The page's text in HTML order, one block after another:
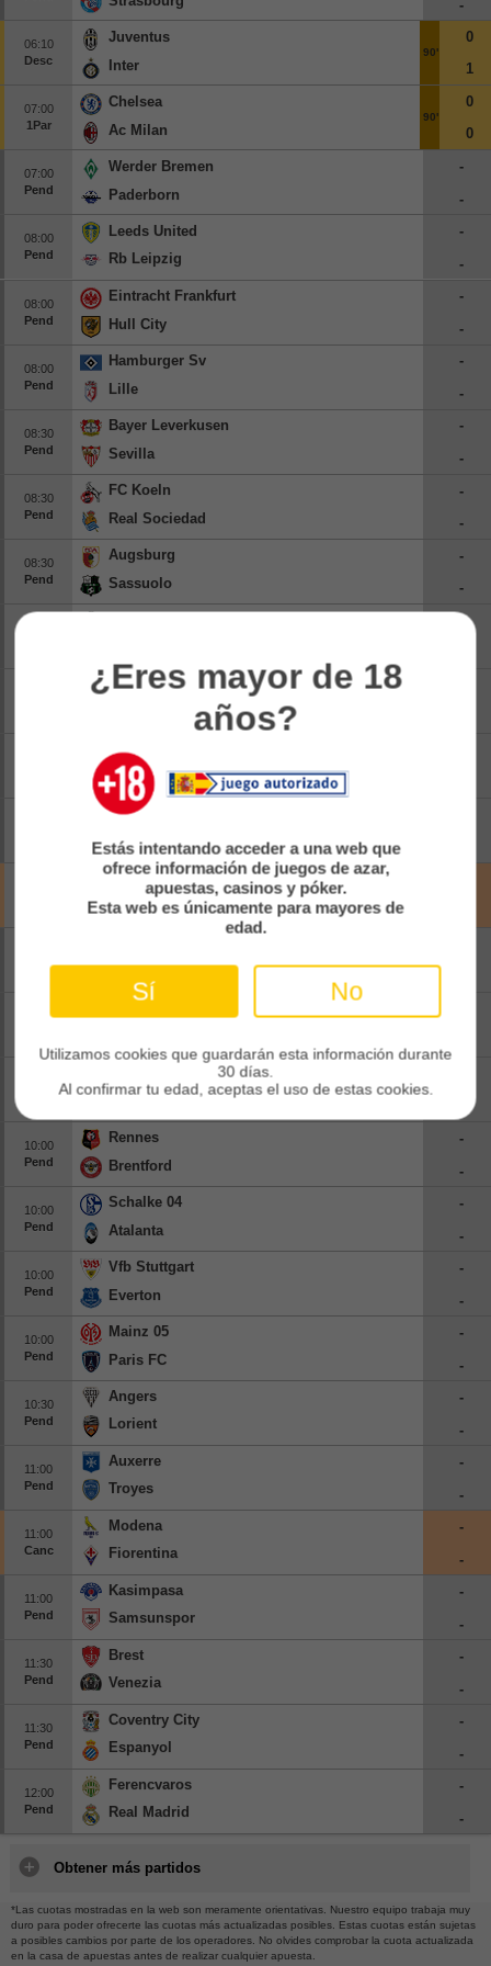
-
06:10
Desc
Juventus
Inter
90'
0
1
07:00
1Par
Chelsea
Ac Milan
90'
0
0
07:00
Pend
Werder Bremen
Paderborn
-
-
08:00
Pend
Leeds United
Rb Leipzig
-
-
08:00
Pend
Eintracht Frankfurt
Hull City
-
-
08:00
Pend
Hamburger Sv
Lille
-
-
08:30
Pend
Bayer Leverkusen
Sevilla
-
-
08:30
Pend
FC Koeln
Real Sociedad
-
-
08:30
Pend
Augsburg
Sassuolo
-
-
-
Brighton & Hove Albion
Lens
Sunderland
Ipswich Town
Rayo Vallecano
Club Brugge U23
Le Havre
Pend
09:00
Manchester United
Paris Saint-germain
10:00
Pend
Rennes
Brentford
-
-
10:00
Pend
Schalke 04
Atalanta
-
-
10:00
Pend
Vfb Stuttgart
Everton
-
-
10:00
Pend
Mainz 05
Paris FC
-
-
10:30
Pend
Angers
Lorient
-
-
11:00
Pend
Auxerre
Troyes
-
-
11:00
Canc
Modena
Fiorentina
-
-
11:00
Pend
Kasimpasa
Samsunspor
-
-
11:30
Pend
Brest
Venezia
-
-
11:30
Pend
Coventry City
Espanyol
-
-
12:00
Pend
Ferencvaros
Real Madrid
-
-
Obtener más partidos
*Las cuotas mostradas en la web son meramente orientativas. Nuestro equipo trabaja muy
duro para poder ofrecerte las cuotas más actualizadas posibles. Estas cuotas están sujetas
a posibles cambios por parte de los operadores. No olvides comprobar la cuota actualizada
en la casa de apuestas antes de realizar cualquier apuesta.
Europa League
Supercopa Europa
Partidos amistosos
Partidos televisados
Baloncesto
Europa
Euroliga
Eurocup
ACB
Estados Unidos
Beisbol
Hockey
Fútbol Americano
¿Eres mayor de 18
años?
Estás intentando acceder a una web que
ofrece información de juegos de azar,
apuestas, casinos y póker.
Esta web es únicamente para mayores de
edad.
Sí No
Utilizamos cookies que guardarán esta información durante
30 días.
Al confirmar tu edad, aceptas el uso de estas cookies.